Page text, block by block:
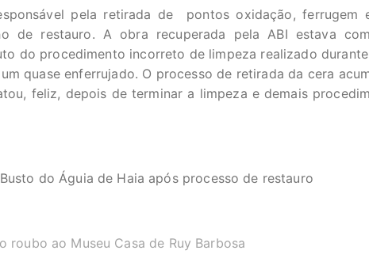
pela retirada de pontos oxidação, ferrugem
de restauro. A obra recuperada pela ABI estava
do procedimento incorreto de limpeza realizado
quase enferrujado. O processo de retirada da cera
feliz, depois de terminar a limpeza e demais
do Águia de Haia após processo de restauro
roubo ao Museu Casa de Ruy Barbosa